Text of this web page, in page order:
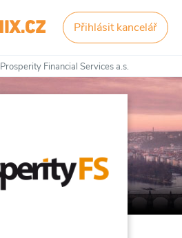
Přihlásit kancelář
Prosperity Financial Services a.s.